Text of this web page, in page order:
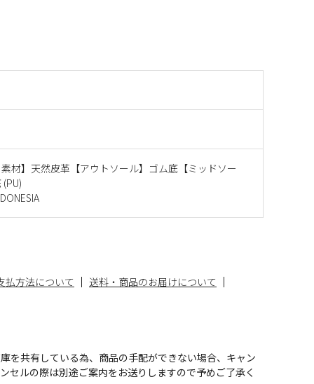
材】天然皮革【アウトソール】ゴム底【ミッドソー
払方法について 送料・商品のお届けについて
を共有している為、商品の手配ができない場合、キャン
セルの際は別途ご案内をお送りしますので予めご了承く